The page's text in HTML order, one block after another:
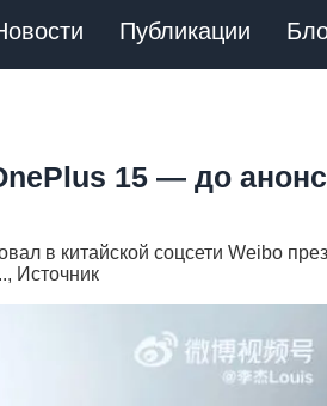
Публикации
15 — до
в китайской соцсети Weibo
Источник